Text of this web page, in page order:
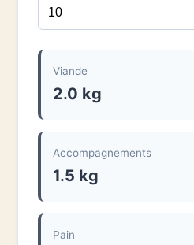
Viande
2.0 kg
Accompagnements
1.5 kg
Pain